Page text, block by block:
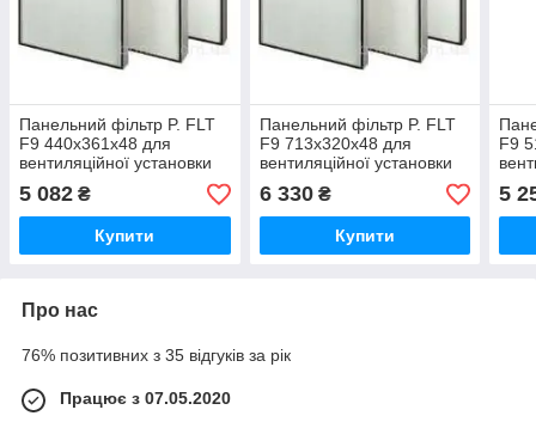
Панельний фільтр P. FLT
F9 440x361x48 для
вентиляційної установки
Ventus
5 082 ₴
Купити
Панельний фільтр P. FLT
F9 713x320x48 для
вентиляційної установки
Ventus
6 330₴
Купити
F9
5
Про нас
76% позитивних з 35 відгуків за рік
Працює з 07.05.2020